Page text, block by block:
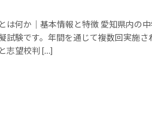
は何か｜基本情報と特徴 愛知県内の
試験です。年間を通じて複数回実施
志望校判 […]